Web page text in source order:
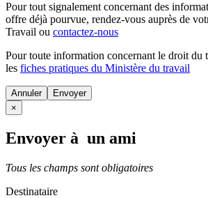
Pour tout signalement concernant des
offre déjà pourvue, rendez-vous auprès de
Travail ou contactez-nous
Pour toute information concernant le droit du
les fiches pratiques du Ministère du travail
Annuler
×
Envoyer à un ami
Tous les champs sont obligatoires
Destinataire